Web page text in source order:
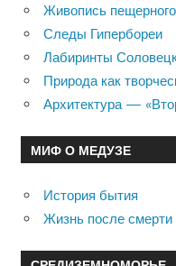
Живопись
Следы Гипербореи
Лабиринты
Природа как
Архитектура —
МИФ О МЕДУЗЕ
История бытия
Жизнь после смерти